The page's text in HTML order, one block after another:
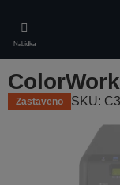
main
content
Nabídka
Zastaveno SKU: